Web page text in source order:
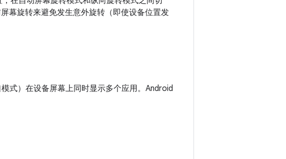
幕旋转来避免发生意外旋转（即使设备位置发
式）在设备屏幕上同时显示多个应用。Android